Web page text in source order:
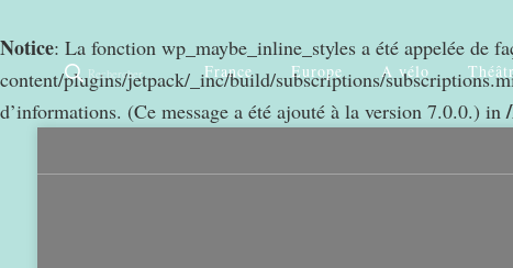
Notice: La fonction wp_maybe_inline_styles a été appelée de
content/plugins/jetpack/_inc/build/subscriptions/
d’informations. (Ce message a été ajouté à la version 7.0.0.) in
Rechercher France Europe A vélo